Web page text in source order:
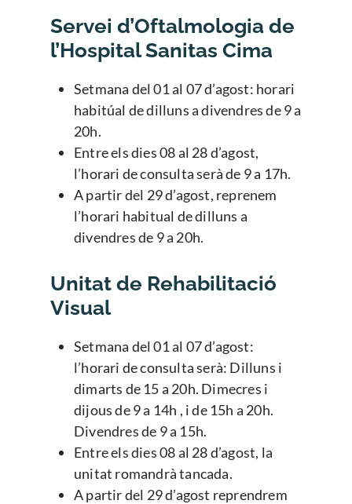
Servei d’Oftalmologia de
l’Hospital Sanitas Cima
Setmana del 01 al 07 d’agost: horari
habitúal de dilluns a divendres de 9 a
20h.
Entre els dies 08 al 28 d’agost,
l’horari de consulta serà de 9 a 17h.
A partir del 29 d’agost, reprenem
l’horari habitual de dilluns a
divendres de 9 a 20h.
Unitat de Rehabilitació
Visual
Setmana del 01 al 07 d’agost:
l’horari de consulta serà: Dilluns i
dimarts de 15 a 20h. Dimecres i
dijous de 9 a 14h , i de 15h a 20h.
Divendres de 9 a 15h.
Entre els dies 08 al 28 d’agost, la
unitat romandrà tancada.
A partir del 29 d’agost reprendrem